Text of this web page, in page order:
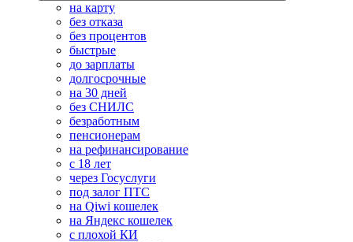
на карту
без отказа
без процентов
быстрые
до зарплаты
долгосрочные
на 30 дней
без СНИЛС
безработным
пенсионерам
на рефинансирование
с 18 лет
через Госуслуги
под залог ПТС
на Qiwi кошелек
на Яндекс кошелек
с плохой КИ